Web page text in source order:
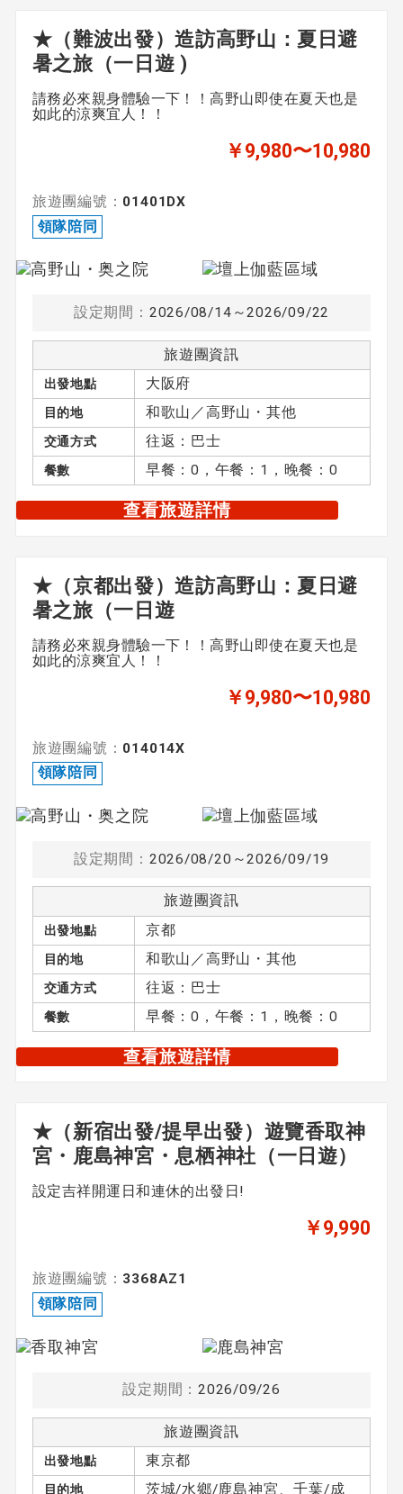
★（難波出發）造訪高野山：夏日避
暑之旅（一日遊 )
請務必來親身體驗一下！！高野山即使在夏天也是
如此的涼爽宜人！！
￥9,980〜10,980
旅遊團編號： 01401DX
領隊陪同
設定期間： 2026/08/14～2026/09/22
旅遊團資訊
出發地點 大阪府
目的地 和歌山／高野山・其他
交通方式 往返：巴士
餐數 早餐：0，午餐：1，晚餐：0
查看旅遊詳情
★（京都出發）造訪高野山：夏日避
暑之旅（一日遊
請務必來親身體驗一下！！高野山即使在夏天也是
如此的涼爽宜人！！
￥9,980〜10,980
旅遊團編號： 014014X
領隊陪同
設定期間： 2026/08/20～2026/09/19
旅遊團資訊
出發地點 京都
目的地 和歌山／高野山・其他
交通方式 往返：巴士
餐數 早餐：0，午餐：1，晚餐：0
查看旅遊詳情
★（新宿出發/提早出發）遊覽香取神
宮・鹿島神宮・息栖神社（一日遊）
設定吉祥開運日和連休的出發日!
￥9,990
旅遊團編號： 3368AZ1
領隊陪同
設定期間：2026/09/26
旅遊團資訊
出發地點 東京都
目的地
茨城/水鄉/鹿島神宮、千葉/成